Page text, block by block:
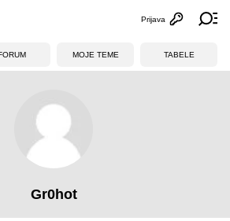
Otvori
Prijava
MOJE TEME TABELE
Gr0hot